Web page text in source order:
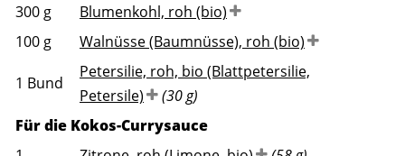
300 g
Blumenkohl, roh (bio)
100 g Walnüsse (Baumnüsse), roh (bio)
1 Bund
Petersilie, roh, bio (Blattpetersilie,
Petersile)
(30 g)
Für die Kokos-Currysauce​​​​​​​